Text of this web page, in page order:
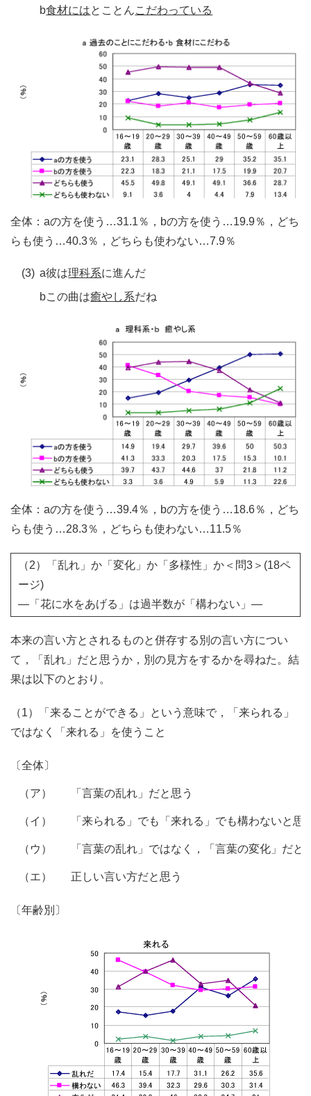
b食材にはとことんこだわっている
全体：aの方を使う…31.1％，bの方を使う…19.9％，どち
らも使う…40.3％，どちらも使わない…7.9％
(3) a彼は理科系に進んだ
bこの曲は癒やし系だね
全体：aの方を使う…39.4％，bの方を使う…18.6％，どち
らも使う…28.3％，どちらも使わない…11.5％
（2）「乱れ」か「変化」か「多様性」か＜問3＞(18ペ
ージ)
―「花に水をあげる」は過半数が「構わない」―
本来の言い方とされるものと併存する別の言い方につい
て，「乱れ」だと思うか，別の見方をするかを尋ねた。結
果は以下のとおり。
（1）「来ることができる」という意味で，「来られる」
ではなく「来れる」を使うこと
〔全体〕
（ア） 「言葉の乱れ」だと思う
（イ） 「来られる」でも「来れる」でも構わないと思
（ウ） 「言葉の乱れ」ではなく，「言葉の変化」だと
（エ） 正しい言い方だと思う
〔年齢別〕